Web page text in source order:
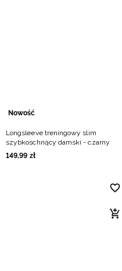
Nowość
Longsleeve treningowy slim
szybkoschnący damski - czarny
149,99 zł